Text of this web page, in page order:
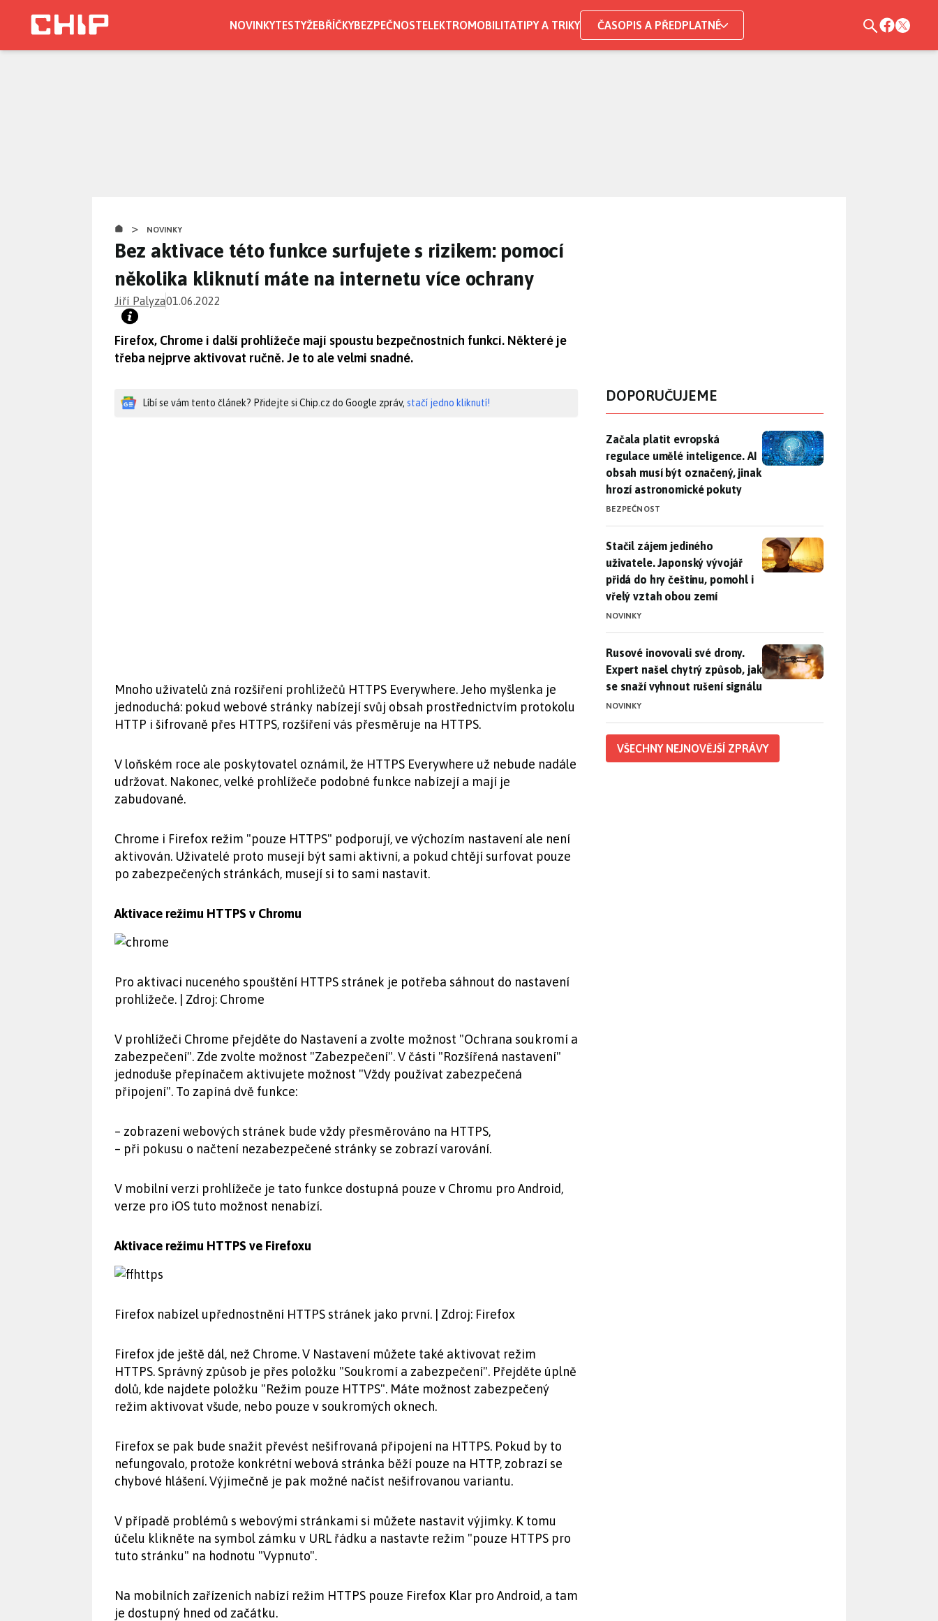
NOVINKYTESTYŽEBŘÍČKYBEZPEČNOSTELEKTROMOBILITATIPY A TRIKY ČASOPIS A PŘEDPLATNÉ
> NOVINKY
Bez aktivace této funkce surfujete s rizikem: pomocí
několika kliknutí máte na internetu více ochrany
Jiří Palyza01.06.2022
Firefox, Chrome i další prohlížeče mají spoustu bezpečnostních funkcí. Některé je
třeba nejprve aktivovat ručně. Je to ale velmi snadné.
Líbí se vám tento článek? Přidejte si Chip.cz do Google zpráv, stačí jedno kliknutí!
Mnoho uživatelů zná rozšíření prohlížečů HTTPS Everywhere. Jeho myšlenka je
jednoduchá: pokud webové stránky nabízejí svůj obsah prostřednictvím protokolu
HTTP i šifrovaně přes HTTPS, rozšíření vás přesměruje na HTTPS.
V loňském roce ale poskytovatel oznámil, že HTTPS Everywhere už nebude nadále
udržovat. Nakonec, velké prohlížeče podobné funkce nabízejí a mají je
zabudované.
Chrome i Firefox režim "pouze HTTPS" podporují, ve výchozím nastavení ale není
aktivován. Uživatelé proto musejí být sami aktivní, a pokud chtějí surfovat pouze
po zabezpečených stránkách, musejí si to sami nastavit.
Aktivace režimu HTTPS v Chromu
Pro aktivaci nuceného spouštění HTTPS stránek je potřeba sáhnout do nastavení
prohlížeče. | Zdroj: Chrome
V prohlížeči Chrome přejděte do Nastavení a zvolte možnost "Ochrana soukromí a
zabezpečení". Zde zvolte možnost "Zabezpečení". V části "Rozšířená nastavení"
jednoduše přepínačem aktivujete možnost "Vždy používat zabezpečená
připojení". To zapíná dvě funkce:
– zobrazení webových stránek bude vždy přesměrováno na HTTPS,
– při pokusu o načtení nezabezpečené stránky se zobrazí varování.
V mobilní verzi prohlížeče je tato funkce dostupná pouze v Chromu pro Android,
verze pro iOS tuto možnost nenabízí.
Aktivace režimu HTTPS ve Firefoxu
Firefox nabízel upřednostnění HTTPS stránek jako první. | Zdroj: Firefox
Firefox jde ještě dál, než Chrome. V Nastavení můžete také aktivovat režim
HTTPS. Správný způsob je přes položku "Soukromí a zabezpečení". Přejděte úplně
dolů, kde najdete položku "Režim pouze HTTPS". Máte možnost zabezpečený
režim aktivovat všude, nebo pouze v soukromých oknech.
Firefox se pak bude snažit převést nešifrovaná připojení na HTTPS. Pokud by to
nefungovalo, protože konkrétní webová stránka běží pouze na HTTP, zobrazí se
chybové hlášení. Výjimečně je pak možné načíst nešifrovanou variantu.
V případě problémů s webovými stránkami si můžete nastavit výjimky. K tomu
účelu klikněte na symbol zámku v URL řádku a nastavte režim "pouze HTTPS pro
tuto stránku" na hodnotu "Vypnuto".
Na mobilních zařízeních nabízí režim HTTPS pouze Firefox Klar pro Android, a tam
je dostupný hned od začátku.
DOPORUČUJEME
Začala platit evropská regulace umělé inteligence. AI obsah
Začala platit evropská
regulace umělé inteligence. AI
obsah musí být označený, jinak
hrozí astronomické pokuty
BEZPEČNOST
Stačil zájem jediného uživatele. Japonský vývojář přidá do hry
Stačil zájem jediného
uživatele. Japonský vývojář
přidá do hry češtinu, pomohl i
vřelý vztah obou zemí
NOVINKY
Rusové inovovali své drony. Expert našel chytrý způsob, jak se
Rusové inovovali své drony.
Expert našel chytrý způsob, jak
se snaží vyhnout rušení signálu
NOVINKY
VŠECHNY NEJNOVĚJŠÍ ZPRÁVY